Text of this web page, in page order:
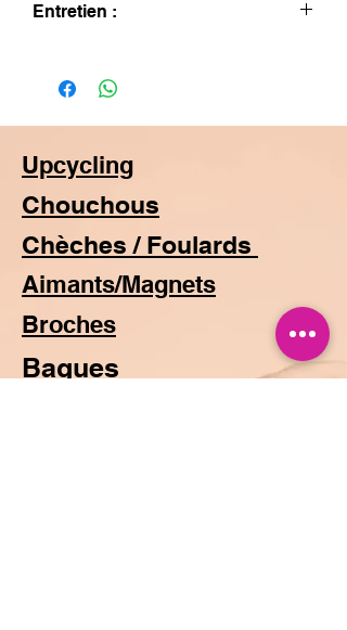
Entretien :
Upcycling
Chouchous
Chèches / Foulards
Aimants/Magnets
Broches
Bagues